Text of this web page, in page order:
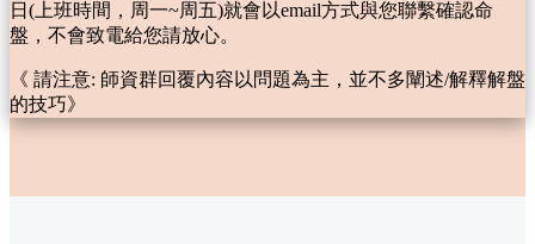
日(上班時間，周一~周五)就會以email方式與您聯繫確認命
盤，不會致電給您請放心。
《 請注意: 師資群回覆內容以問題為主，並不多闡述/解釋解盤
的技巧》